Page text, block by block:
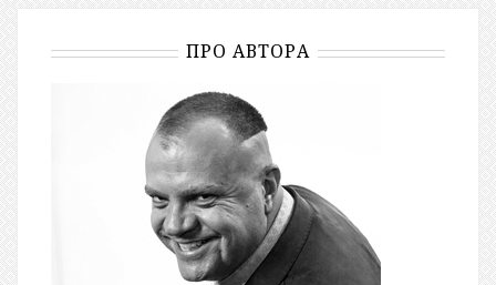
ПРО АВТОРА